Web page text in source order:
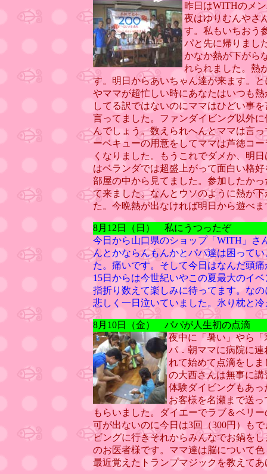
昨日はWITHのメ
夜はゆりむんやさ
す。私もいちおう
パと先に帰りまし
かなか熱が下がら
れられました。熱
す。明日からあいちゃん達が来ます。
やママが超忙しい時にあなたはいつも
してる訳ではないのにママはひどい事
言ってました。ファンダイビング以外
んでしょう。数えられへんとママは言
ーベキューの用意をしてママは芦徳コ
くなりました。もうこれでダメか、明
はベランダでは超盛上がって面白い格
部屋の中から見てました。参加したか
て来ました。なんとウソのように熱が
た。今晩熱が出なければ明日から遊べま
8月12日（日） 私にうつったぞ
今日から山口県のショップ「WITH」さ
んとかならんもんかとパパ達は困って
た。痛いです。そして今日はなんだ頭
15日からは今世紀いやこの夏最大のイ
指折り数えて楽しみに待ってます。な
悲しく一日泣いていました。氷り枕と
8月10日（金） パパが人生初の点滴
夜中に「暑い」やら
パ．朝ママに病院に
れて始めて点滴をし
の大西さんは無事に
体験ダイビングもあ
お客様を名瀬まで送
もらいました。ダイエーでラブ＆ベリ
可が出ないのに今日は3回（300円）も
ビングに行きそれからみんなでお鍋を
のお医者様です。ママ達は脳について
最近覚えたトランプマジックを教えて